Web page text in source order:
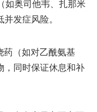
如奥司他韦、扎那米
发症风险。
药（如对乙酰氨基
，同时保证休息和补